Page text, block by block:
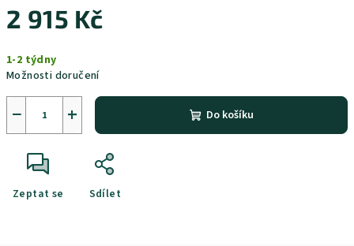
2 915 Kč
cena:
1-2 týdny
Možnosti doručení
+
− Do košíku
Zeptat se Sdílet